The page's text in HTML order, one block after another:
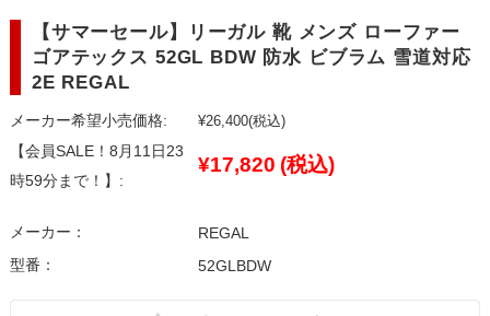
【サマーセール】リーガル 靴 メンズ ローファー
ゴアテックス 52GL BDW 防水 ビブラム 雪道対応
2E REGAL
メーカー希望小売価格: ¥26,400(税込)
【会員SALE！8月11日23
時59分まで！】:
¥17,820 (税込)
メーカー：
REGAL
型番：
52GLBDW